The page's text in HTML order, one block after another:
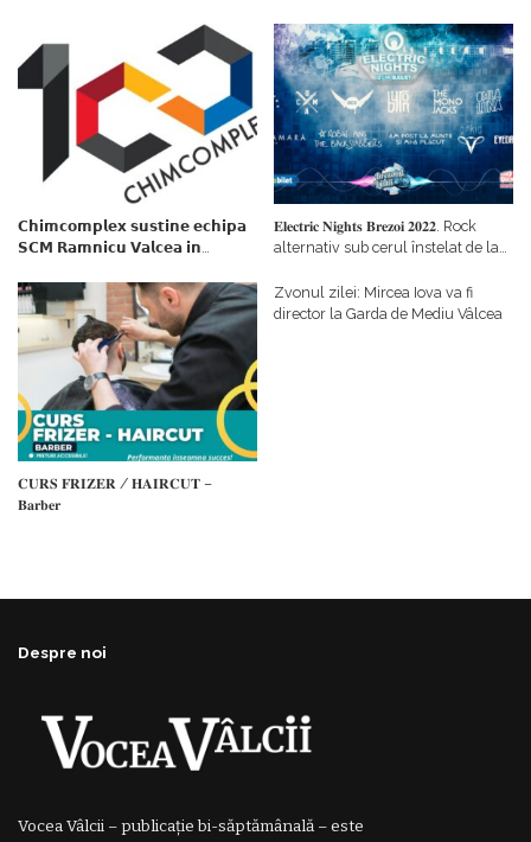
𝗖𝗵𝗶𝗺𝗰𝗼𝗺𝗽𝗹𝗲𝘅 𝘀𝘂𝘀𝘁𝗶𝗻𝗲 𝗲𝗰𝗵𝗶𝗽𝗮
𝗦𝗖𝗠 𝗥𝗮𝗺𝗻𝗶𝗰𝘂 𝗩𝗮𝗹𝗰𝗲𝗮 𝗶𝗻
𝗳𝗶𝗻𝗮𝗻𝘁𝗮𝘁𝗼𝗿
𝐄𝐥𝐞𝐜𝐭𝐫𝐢𝐜 𝐍𝐢𝐠𝐡𝐭𝐬 𝐁𝐫𝐞𝐳𝐨𝐢 𝟐𝟎𝟐𝟐. Rock
alternativ sub cerul înstelat de la
𝐂𝐔𝐑𝐒 𝐅𝐑𝐈𝐙𝐄𝐑 / 𝐇𝐀𝐈𝐑𝐂𝐔𝐓 –
𝐁𝐚𝐫𝐛𝐞𝐫
Zvonul zilei: Mircea Iova va fi
director la Garda de Mediu Vâlcea
Despre noi
Vocea Vâlcii – publicație bi-săptămânală – este